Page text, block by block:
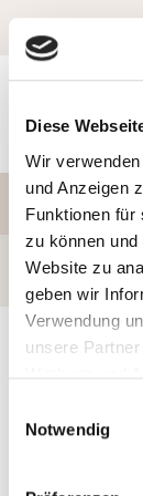
Diese
Wir
und Anzeigen
Funktionen für
zu können
Website zu
geben wir
Verwendung
unsere
zusammen,
haben oder
Notwendig
Ute Seidel
Kostenloses